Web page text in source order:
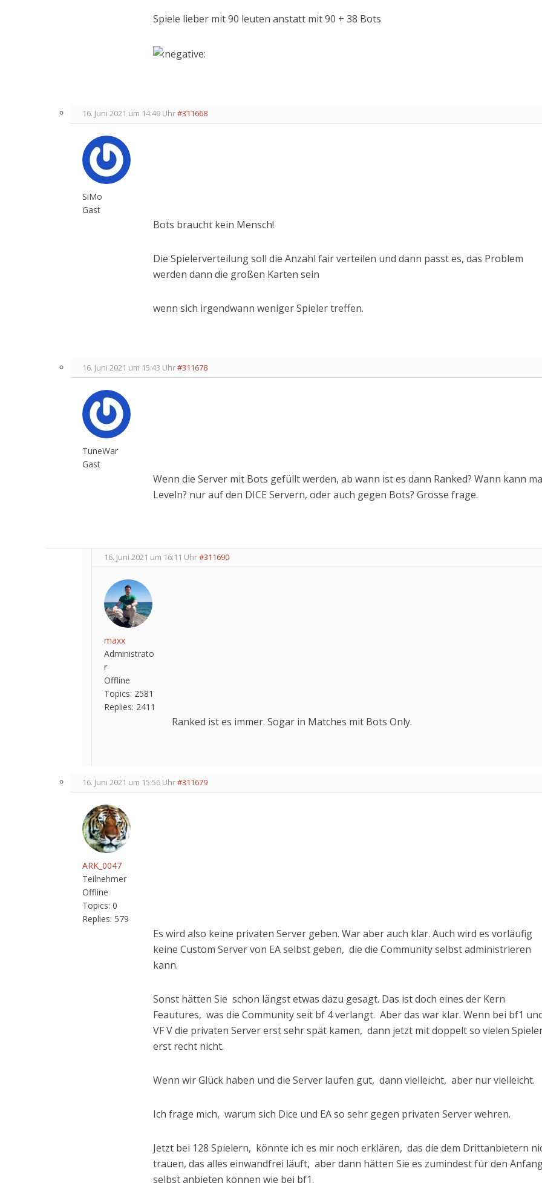
Spiele lieber mit 90 leuten anstatt mit 90 + 38 Bots
16. Juni 2021 um 14:49 Uhr#311668
SiMo
Gast
Bots braucht kein Mensch!
Die Spielerverteilung soll die Anzahl fair verteilen und dann passt es, das Problem
werden dann die großen Karten sein
wenn sich irgendwann weniger Spieler treffen.
16. Juni 2021 um 15:43 Uhr#311678
TuneWar
Gast
Wenn die Server mit Bots gefüllt werden, ab wann ist es dann Ranked? Wann kann
Leveln? nur auf den DICE Servern, oder auch gegen Bots? Grosse frage.
16. Juni 2021 um 16:11 Uhr#311690
maxx
Administrato
r
Offline
Topics: 2581
Replies: 2411
Ranked ist es immer. Sogar in Matches mit Bots Only.
16. Juni 2021 um 15:56 Uhr#311679
ARK_0047
Teilnehmer
Offline
Topics: 0
Replies: 579
Es wird also keine privaten Server geben. War aber auch klar. Auch wird es vorläufig
keine Custom Server von EA selbst geben, die die Community selbst administrieren
kann.
Sonst hätten Sie schon längst etwas dazu gesagt. Das ist doch eines der Kern
Feautures, was die Community seit bf 4 verlangt. Aber das war klar. Wenn bei bf1
VF V die privaten Server erst sehr spät kamen, dann jetzt mit doppelt so vielen
erst recht nicht.
Wenn wir Glück haben und die Server laufen gut, dann vielleicht, aber nur vielleicht.
Ich frage mich, warum sich Dice und EA so sehr gegen privaten Server wehren.
Jetzt bei 128 Spielern, könnte ich es mir noch erklären, das die dem Drittanbietern
trauen, das alles einwandfrei läuft, aber dann hätten Sie es zumindest für den
selbst anbieten können wie bei bf1.